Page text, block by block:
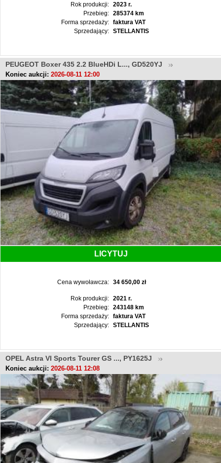
Rok produkcji:
2023 r.
Przebieg:
285374 km
Forma sprzedaży:
faktura VAT
Sprzedający:
STELLANTIS
PEUGEOT Boxer 435 2.2 BlueHDi L..., GD520YJ
Koniec aukcji: 2026-08-11 12:00
LICYTUJ
Cena wywoławcza: 34 650,00 zł
Rok produkcji:
2021 r.
Przebieg:
243148 km
Forma sprzedaży:
faktura VAT
Sprzedający:
STELLANTIS
OPEL Astra VI Sports Tourer GS ..., PY1625J
Koniec aukcji: 2026-08-11 12:08